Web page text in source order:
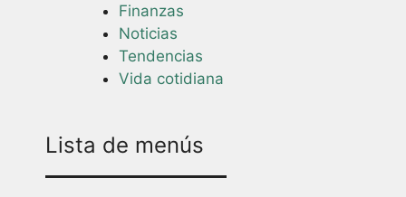
Finanzas
Noticias
Tendencias
Vida cotidiana
Lista de menús